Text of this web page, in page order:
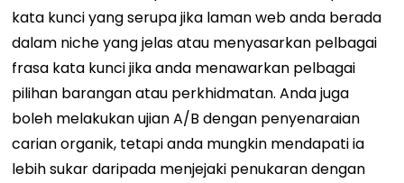
kata kunci yang serupa jika laman web anda berada
dalam niche yang jelas atau menyasarkan pelbagai
frasa kata kunci jika anda menawarkan pelbagai
pilihan barangan atau perkhidmatan. Anda juga
boleh melakukan ujian A/B dengan penyenaraian
carian organik, tetapi anda mungkin mendapati ia
lebih sukar daripada menjejaki penukaran dengan